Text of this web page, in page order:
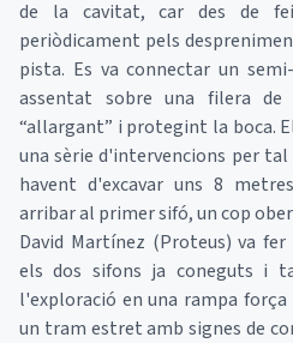
de la cavitat, car des de
periòdicament pels
pista. Es va connectar un
assentat sobre una filera
“allargant” i protegint la boca.
una sèrie d'intervencions per
havent d'excavar uns 8
arribar al primer sifó, un cop
David Martínez (Proteus) va
els dos sifons ja coneguts i
l'exploració en una rampa força
un tram estret amb signes de